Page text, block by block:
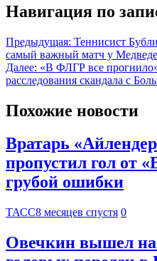
Навигация по
Предыдущая: Теннисист
самый важный матч у
Далее: «В ФЛГР все
расследования скандала с
Похожие новости
Вратарь
пропустил гол от
грубой ошибки
ТАСС8 месяцев спустя 0
Овечкин вышел на